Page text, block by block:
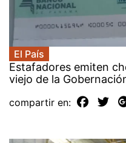
El País
Estafadores emiten
viejo de la
compartir en: